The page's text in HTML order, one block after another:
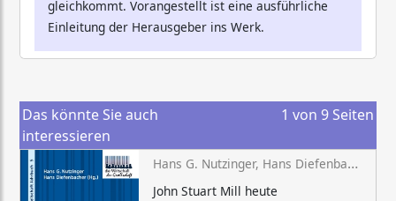
gleichkommt. Vorangestellt ist eine ausführliche
Einleitung der Herausgeber ins Werk.
Das könnte Sie auch
interessieren
1 von 9 Seiten
Hans G. Nutzinger, Hans Diefenbacher (Hg.)
John Stuart Mill heute